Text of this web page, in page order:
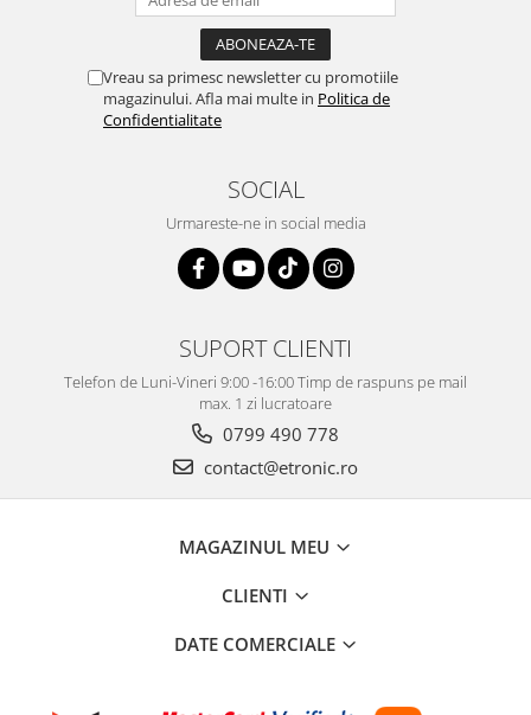
Vreau sa primesc newsletter cu promotiile
magazinului. Afla mai multe in Politica de
Confidentialitate
SOCIAL
Urmareste-ne in social media
SUPORT CLIENTI
Telefon de Luni-Vineri 9:00 -16:00 Timp de raspuns pe mail
max. 1 zi lucratoare
0799 490 778
contact@etronic.ro
MAGAZINUL MEU
CLIENTI
DATE COMERCIALE